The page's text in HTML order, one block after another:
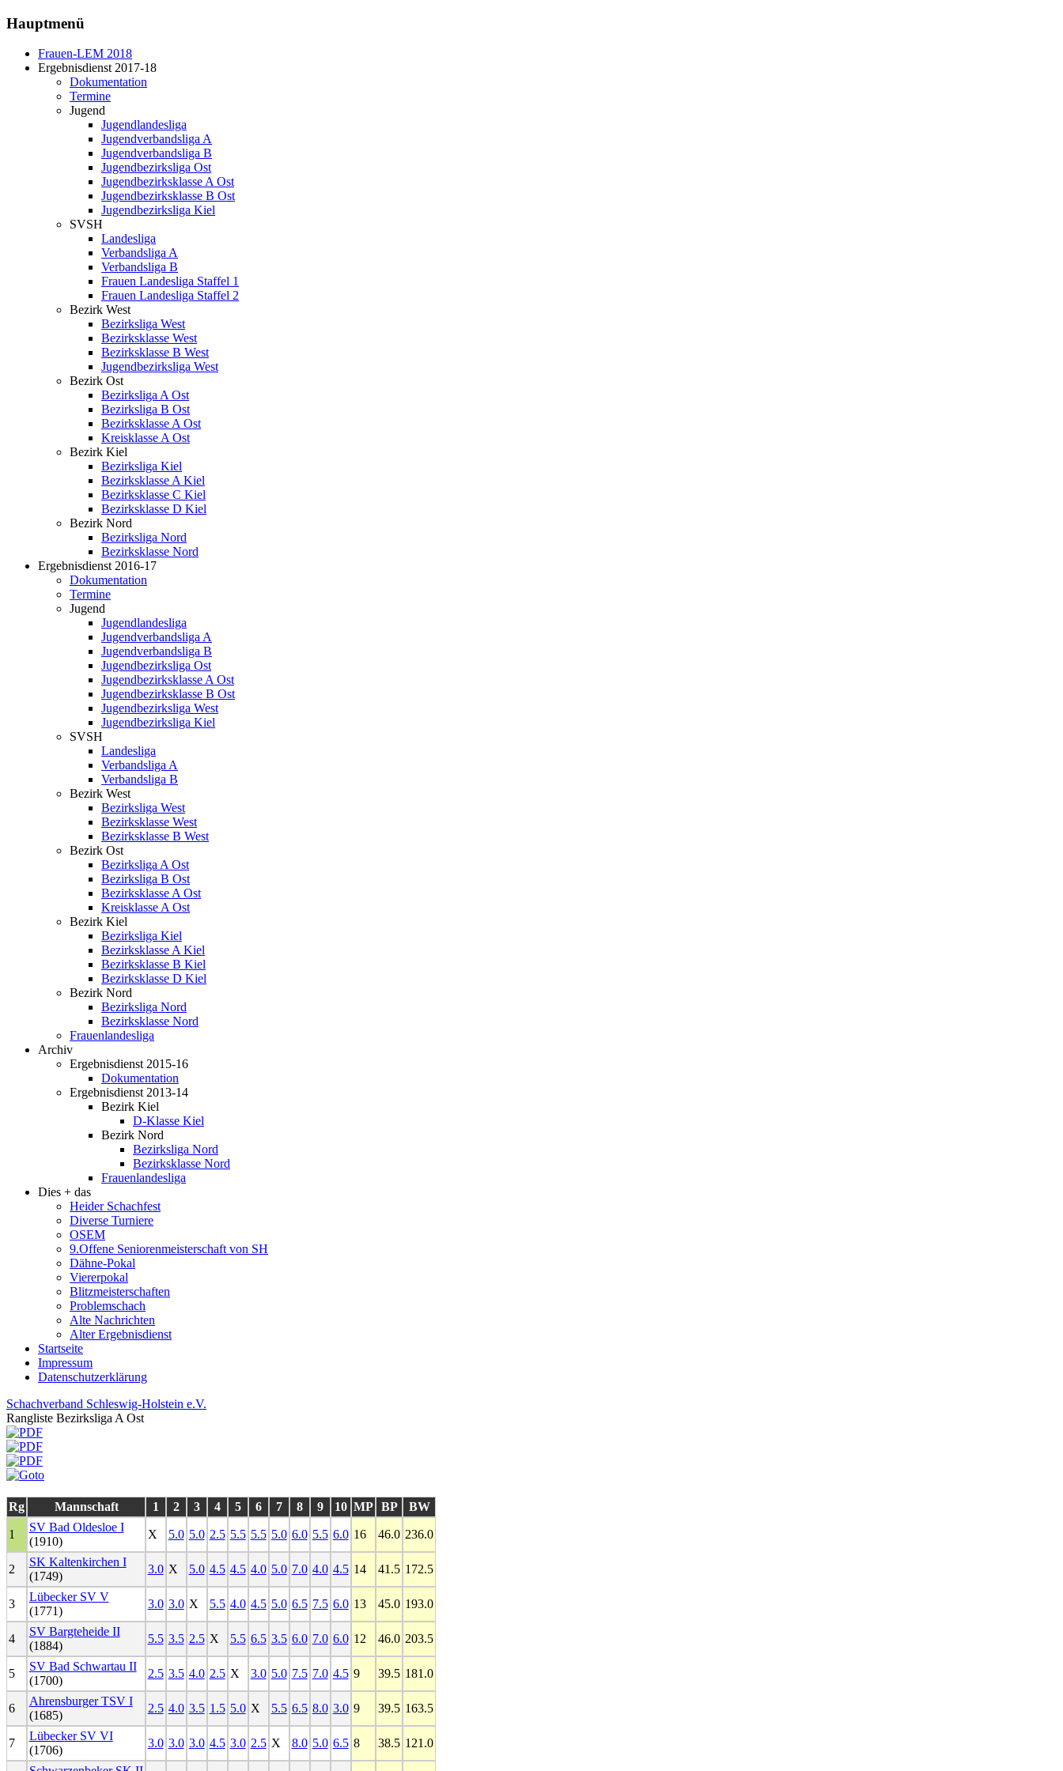
Hauptmenü
Frauen-LEM 2018
Ergebnisdienst 2017-18
Dokumentation
Termine
Jugend
Jugendlandesliga
Jugendverbandsliga A
Jugendverbandsliga B
Jugendbezirksliga Ost
Jugendbezirksklasse A Ost
Jugendbezirksklasse B Ost
Jugendbezirksliga Kiel
SVSH
Landesliga
Verbandsliga A
Verbandsliga B
Frauen Landesliga Staffel 1
Frauen Landesliga Staffel 2
Bezirk West
Bezirksliga West
Bezirksklasse West
Bezirksklasse B West
Jugendbezirksliga West
Bezirk Ost
Bezirksliga A Ost
Bezirksliga B Ost
Bezirksklasse A Ost
Kreisklasse A Ost
Bezirk Kiel
Bezirksliga Kiel
Bezirksklasse A Kiel
Bezirksklasse C Kiel
Bezirksklasse D Kiel
Bezirk Nord
Bezirksliga Nord
Bezirksklasse Nord
Ergebnisdienst 2016-17
Dokumentation
Termine
Jugend
Jugendlandesliga
Jugendverbandsliga A
Jugendverbandsliga B
Jugendbezirksliga Ost
Jugendbezirksklasse A Ost
Jugendbezirksklasse B Ost
Jugendbezirksliga West
Jugendbezirksliga Kiel
SVSH
Landesliga
Verbandsliga A
Verbandsliga B
Bezirk West
Bezirksliga West
Bezirksklasse West
Bezirksklasse B West
Bezirk Ost
Bezirksliga A Ost
Bezirksliga B Ost
Bezirksklasse A Ost
Kreisklasse A Ost
Bezirk Kiel
Bezirksliga Kiel
Bezirksklasse A Kiel
Bezirksklasse B Kiel
Bezirksklasse D Kiel
Bezirk Nord
Bezirksliga Nord
Bezirksklasse Nord
Frauenlandesliga
Archiv
Ergebnisdienst 2015-16
Dokumentation
Ergebnisdienst 2013-14
Bezirk Kiel
D-Klasse Kiel
Bezirk Nord
Bezirksliga Nord
Bezirksklasse Nord
Frauenlandesliga
Dies + das
Heider Schachfest
Diverse Turniere
OSEM
9.Offene Seniorenmeisterschaft von SH
Dähne-Pokal
Viererpokal
Blitzmeisterschaften
Problemschach
Alte Nachrichten
Alter Ergebnisdienst
Startseite
Impressum
Datenschutzerklärung
Schachverband Schleswig-Holstein e.V.
Rangliste Bezirksliga A Ost
Rg Mannschaft 1 2 3 4 5 6 7 8 9 10 MP BP BW
1
SV Bad Oldesloe I
(1910)
X 5.0 5.0 2.5 5.5 5.5 5.0 6.0 5.5 6.0 16 46.0 236.0
2
SK Kaltenkirchen I
(1749)
3.0 X 5.0 4.5 4.5 4.0 5.0 7.0 4.0 4.5 14 41.5 172.5
3
Lübecker SV V
(1771)
3.0 3.0 X 5.5 4.0 4.5 5.0 6.5 7.5 6.0 13 45.0 193.0
4
SV Bargteheide II
(1884)
5.5 3.5 2.5 X 5.5 6.5 3.5 6.0 7.0 6.0 12 46.0 203.5
5
SV Bad Schwartau II
(1700)
2.5 3.5 4.0 2.5 X 3.0 5.0 7.5 7.0 4.5 9 39.5 181.0
6
Ahrensburger TSV I
(1685)
2.5 4.0 3.5 1.5 5.0 X 5.5 6.5 8.0 3.0 9 39.5 163.5
7
Lübecker SV VI
(1706)
3.0 3.0 3.0 4.5 3.0 2.5 X 8.0 5.0 6.5 8 38.5 121.0